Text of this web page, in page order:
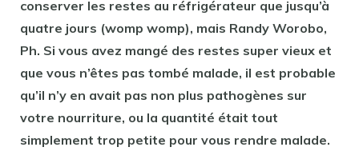
conserver les restes au réfrigérateur que jusqu’à
quatre jours (womp womp), mais Randy Worobo,
Ph. Si vous avez mangé des restes super vieux et
que vous n’êtes pas tombé malade, il est probable
qu’il n’y en avait pas non plus pathogènes sur
votre nourriture, ou la quantité était tout
simplement trop petite pour vous rendre malade.